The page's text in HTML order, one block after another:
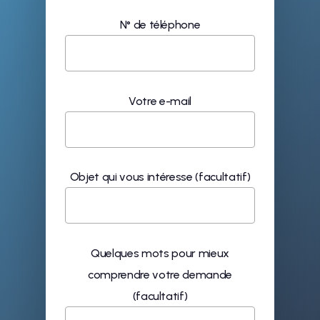
N° de téléphone
Votre e-mail
Objet qui vous intéresse (facultatif)
Quelques mots pour mieux
comprendre votre demande
(facultatif)